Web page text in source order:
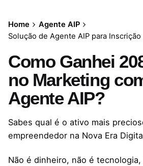
Home
Agente AIP
Solução de Agente AIP para
Como Ganhei
no Marketing
Agente AIP?
Sabes qual é o ativo mais
empreendedor na Nova Era
Não é dinheiro, não é